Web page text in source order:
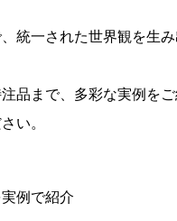
統一された世界観を生み
品まで、多彩な実例をご
い。